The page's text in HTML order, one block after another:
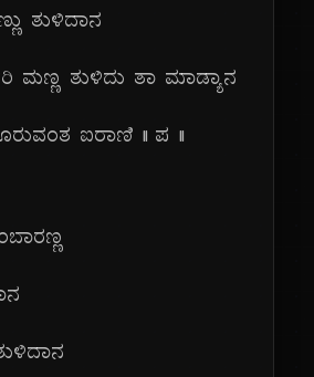
ತುಳಿದಾನ
ಮಣ್ಣ ತುಳಿದು ತಾ ಮಾಡ್ಯಾನ
ಐರಾಣಿ || ಪ ||